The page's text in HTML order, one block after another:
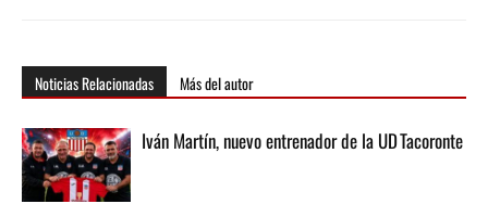
Noticias Relacionadas Más del autor
Iván Martín, nuevo entrenador de la UD Tacoronte